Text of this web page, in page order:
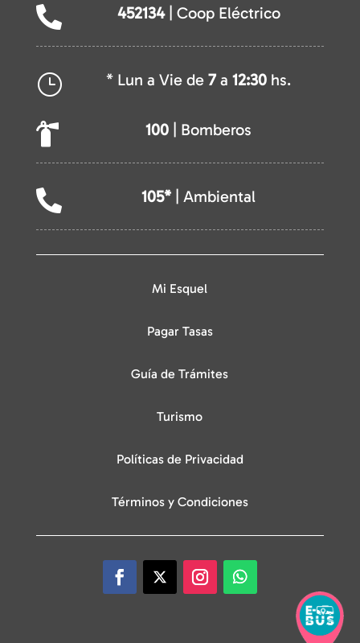
 452134| Coop Eléctrico
} * Lun a Vie de7 a12:30 hs.
 100 | Bomberos
 105* | Ambiental
Mi Esquel
Pagar Tasas
Guía de Trámites
Turismo
Políticas de Privacidad
Términos y Condiciones